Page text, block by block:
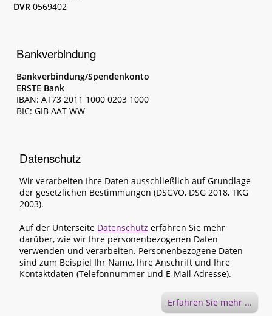
DVR 0569402
Bankverbindung
Bankverbindung/Spendenkonto
ERSTE Bank
IBAN: AT73 2011 1000 0203 1000
BIC: GIB AAT WW
Datenschutz
Wir verarbeiten Ihre Daten ausschließlich auf Grundlage
der gesetzlichen Bestimmungen (DSGVO, DSG 2018, TKG
2003).
Auf der Unterseite Datenschutz erfahren Sie mehr
darüber, wie wir Ihre personenbezogenen Daten
verwenden und verarbeiten. Personenbezogene Daten
sind zum Beispiel Ihr Name, Ihre Anschrift und Ihre
Kontaktdaten (Telefonnummer und E-Mail Adresse).
Erfahren Sie mehr ...